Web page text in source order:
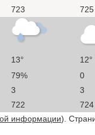
723 725
13° 12°
79% 0
3 3
722 724
информации).